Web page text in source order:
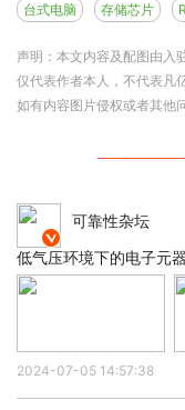
ROM芯片内置在
的程序和数据，如
件。ROM中的数
数据和用户数据。
1. 固态硬盘（SSD
现代台式电脑普遍
件。相较传统机械
台式电脑 存储芯片
声明：本文内容及配图由入
仅代表作者本人，不代表凡
如有内容图片侵权或者其他

可靠性杂坛
低气压环境下的电子元
2024-07-05 14:57:38